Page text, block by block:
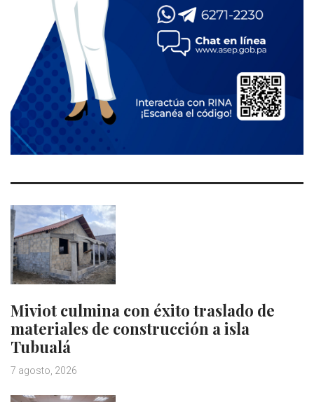
Miviot culmina con éxito traslado de
materiales de construcción a isla
Tubualá
7 agosto, 2026